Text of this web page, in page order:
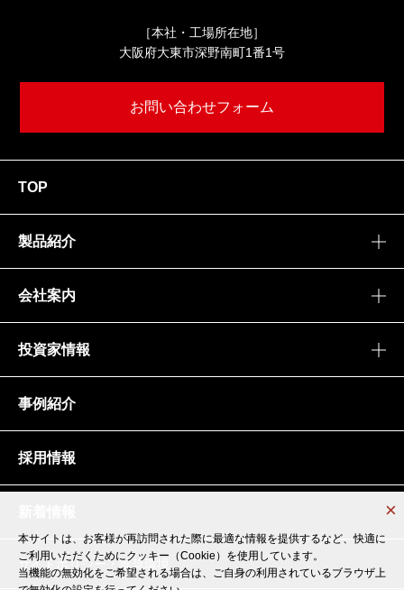
本サイトは、お客様が再訪問された際に最適な情報を提供するなど、快適に
ご利用いただくためにクッキー（Cookie）を使用しています。
当機能の無効化をご希望される場合は、ご自身の利用されているブラウザ上
本サイトは、お客様が再訪問された際に最適な情報を提供するなど、快適に
ご利用いただくためにクッキー（Cookie）を使用しています。
当機能の無効化をご希望される場合は、ご自身の利用されているブラウザ上
［本社・工場所在地］
大阪府大東市深野南町1番1号
お問い合わせフォーム
TOP
製品紹介
会社案内
投資家情報
事例紹介
採用情報
サイトポリシー・推奨環境